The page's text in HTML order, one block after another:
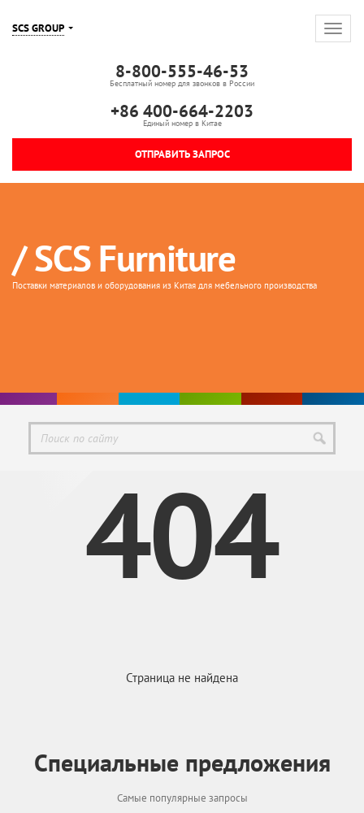
SCS GROUP
8-800-555-46-53
Бесплатный номер для звонков в России
+86 400-664-2203
Единый номер в Китае
ОТПРАВИТЬ ЗАПРОС
/ SCS Furniture
Поставки материалов и оборудования из Китая для мебельного производства
404
Страница не найдена
Специальные предложения
Самые популярные запросы